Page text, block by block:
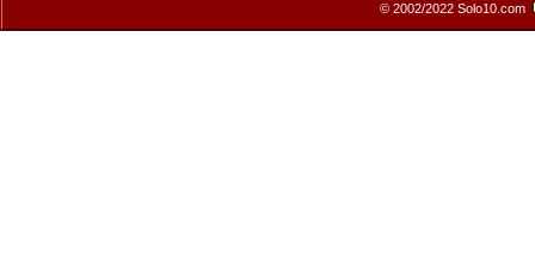
© 2002/2022 Solo10.com